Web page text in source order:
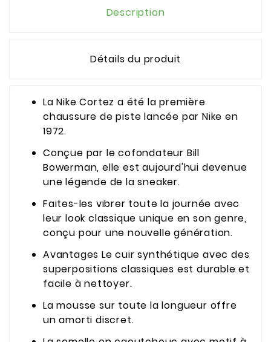
Description
Détails du produit
La Nike Cortez a été la première
chaussure de piste lancée par Nike en
1972.
Conçue par le cofondateur Bill
Bowerman, elle est aujourd'hui devenue
une légende de la sneaker.
Faites-les vibrer toute la journée avec
leur look classique unique en son genre,
conçu pour une nouvelle génération.
Avantages Le cuir synthétique avec des
superpositions classiques est durable et
facile à nettoyer.
La mousse sur toute la longueur offre
un amorti discret.